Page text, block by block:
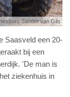
Sander van Gils
Saasveld een 20-
bij een
'De man is
ziekenhuis in